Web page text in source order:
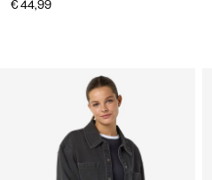
€ 44,99